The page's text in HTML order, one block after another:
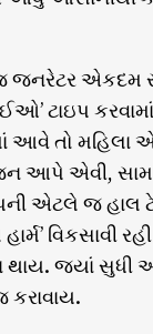
એકદમ
ટાઇપ
આવે તો મહિલા
એવી,
એટલે જ હાલ
વિકસાવી
ન થાય. જ્યાં